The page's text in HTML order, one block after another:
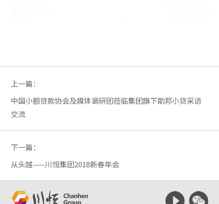
上一篇：
中国小额贷款协会及媒体调研团莅临集团旗下助邦小贷采访
交流
下一篇：
从头越——川恒集团2018新春年会